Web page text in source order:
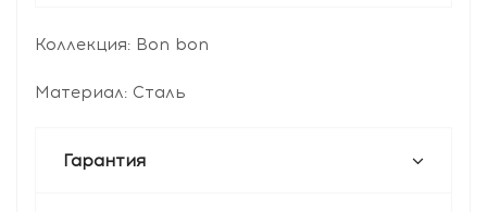
Коллекция: Bon bon
Материал: Сталь
Гарантия